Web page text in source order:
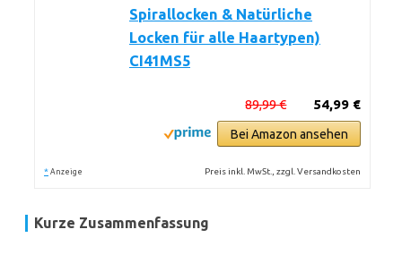
Spirallocken & Natürliche
Locken für alle Haartypen)
CI41MS5
54,99 €
89,99 €
Bei Amazon ansehen
* Anzeige Preis inkl. MwSt., zzgl. Versandkosten
Kurze Zusammenfassung